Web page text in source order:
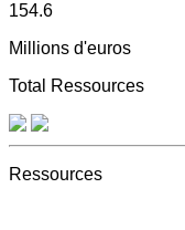
154.6
Millions d'euros
Total Ressources
Ressources